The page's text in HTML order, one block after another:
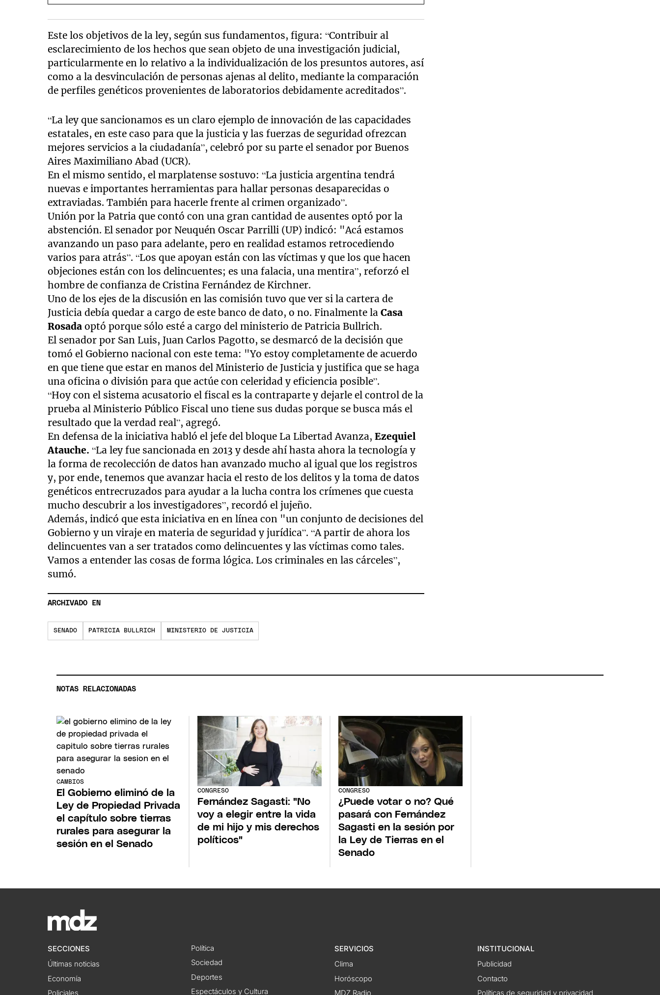
Este los objetivos de la ley, según sus fundamentos, figura: “Contribuir al
esclarecimiento de los hechos que sean objeto de una investigación judicial,
particularmente en lo relativo a la individualización de los presuntos autores, así
como a la desvinculación de personas ajenas al delito, mediante la comparación
de perfiles genéticos provenientes de laboratorios debidamente acreditados”.
“La ley que sancionamos es un claro ejemplo de innovación de las capacidades
estatales, en este caso para que la justicia y las fuerzas de seguridad ofrezcan
mejores servicios a la ciudadanía”, celebró por su parte el senador por Buenos
Aires Maximiliano Abad (UCR).
En el mismo sentido, el marplatense sostuvo: “La justicia argentina tendrá
nuevas e importantes herramientas para hallar personas desaparecidas o
extraviadas. También para hacerle frente al crimen organizado”.
Unión por la Patria que contó con una gran cantidad de ausentes optó por la
abstención. El senador por Neuquén Oscar Parrilli (UP) indicó: "Acá estamos
avanzando un paso para adelante, pero en realidad estamos retrocediendo
varios para atrás”. “Los que apoyan están con las víctimas y que los que hacen
objeciones están con los delincuentes; es una falacia, una mentira”, reforzó el
hombre de confianza de Cristina Fernández de Kirchner.
Uno de los ejes de la discusión en las comisión tuvo que ver si la cartera de
Justicia debía quedar a cargo de este banco de dato, o no. Finalmente laCasa
Rosadaoptó porque sólo esté a cargo del ministerio de Patricia Bullrich.
El senador por San Luis, Juan Carlos Pagotto, se desmarcó de la decisión que
tomó el Gobierno nacional con este tema: "Yo estoy completamente de acuerdo
en que tiene que estar en manos del Ministerio de Justicia y justifica que se haga
una oficina o división para que actúe con celeridad y eficiencia posible”.
“Hoy con el sistema acusatorio el fiscal es la contraparte y dejarle el control de la
prueba al Ministerio Público Fiscal uno tiene sus dudas porque se busca más el
resultado que la verdad real”, agregó.
En defensa de la iniciativa habló el jefe del bloque La Libertad Avanza,Ezequiel
Atauche. “La ley fue sancionada en 2013 y desde ahí hasta ahora la tecnología y
la forma de recolección de datos han avanzado mucho al igual que los registros
y, por ende, tenemos que avanzar hacia el resto de los delitos y la toma de datos
genéticos entrecruzados para ayudar a la lucha contra los crímenes que cuesta
mucho descubrir a los investigadores”, recordó el jujeño.
Además, indicó que esta iniciativa en en línea con "un conjunto de decisiones del
Gobierno y un viraje en materia de seguridad y jurídica”. “A partir de ahora los
delincuentes van a ser tratados como delincuentes y las víctimas como tales.
Vamos a entender las cosas de forma lógica. Los criminales en las cárceles”,
sumó.
ARCHIVADO EN
SENADO PATRICIA BULLRICH MINISTERIO DE JUSTICIA
NOTAS RELACIONADAS
CAMBIOS
El Gobierno eliminó de la
Ley de Propiedad Privada
el capítulo sobre tierras
rurales para asegurar la
sesión en el Senado
CONGRESO
Fernández Sagasti: "No
voy a elegir entre la vida
de mi hijo y mis derechos
políticos"
CONGRESO
¿Puede votar o no? Qué
pasará con Fernández
Sagasti en la sesión por
la Ley de Tierras en el
Senado
SECCIONES
Últimas noticias
Economía
Policiales
Política
Sociedad
Deportes
Espectáculos y Cultura
SERVICIOS
Clima
Horóscopo
MDZ Radio
INSTITUCIONAL
Publicidad
Contacto
Políticas de seguridad y privacidad